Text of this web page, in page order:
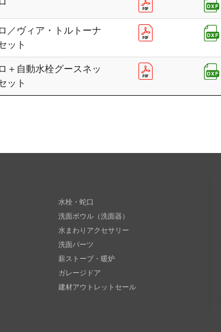
／ヴィア・トルトーナ
ット
＋自動水栓グースネッ
ット
水栓・蛇口
洗面ボウル（洗面器）
水まわりアクセサリー
洗面パーツ
薪ストーブ・暖炉
ガレージドア
建材アウトレットセール